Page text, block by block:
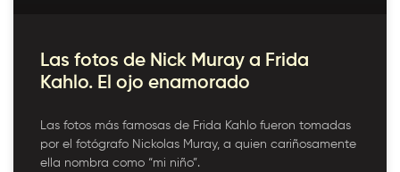
Las fotos de Nick Muray a Frida
Kahlo. El ojo enamorado
Las fotos más famosas de Frida Kahlo fueron tomadas
por el fotógrafo Nickolas Muray, a quien cariñosamente
ella nombra como “mi niño”.